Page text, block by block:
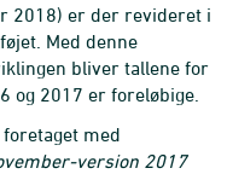
2018) er der revideret i
Med denne
bliver tallene for
og 2017 er foreløbige.
med
version 2017